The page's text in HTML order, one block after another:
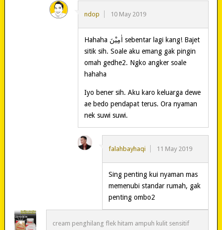
ndop 10 May 2019
Hahaha اٰمِيْنَ sebentar lagi kang! Bajet
sitik sih. Soale aku emang gak pingin
omah gedhe2. Ngko angker soale
hahaha
Iyo bener sih. Aku karo keluarga dewe
ae bedo pendapat terus. Ora nyaman
nek suwi suwi.
falahbayhaqi 11 May 2019
Sing penting kui nyaman mas
memenubi standar rumah, gak
penting ombo2
cream penghilang flek hitam ampuh kulit sensitif